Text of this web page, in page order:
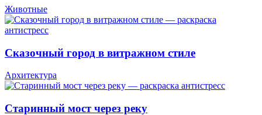
Животные
Сказочный город в витражном стиле
Архитектура
Старинный мост через реку